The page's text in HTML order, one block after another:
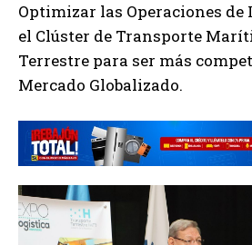
Optimizar las Operaciones
el Clúster de Transporte
Terrestre para ser más
Mercado Globalizado.